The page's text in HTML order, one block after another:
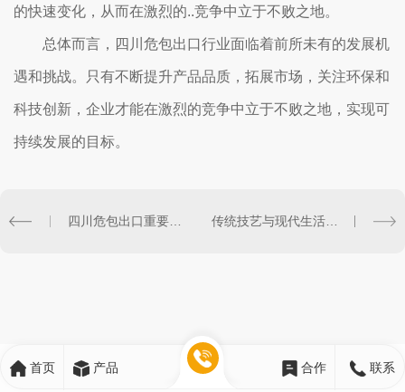
的快速变化，从而在激烈的..竞争中立于不败之地。
总体而言，四川危包出口行业面临着前所未有的发展机
遇和挑战。只有不断提升产品品质，拓展市场，关注环保和
科技创新，企业才能在激烈的竞争中立于不败之地，实现可
持续发展的目标。
首页 产品 合作 联系